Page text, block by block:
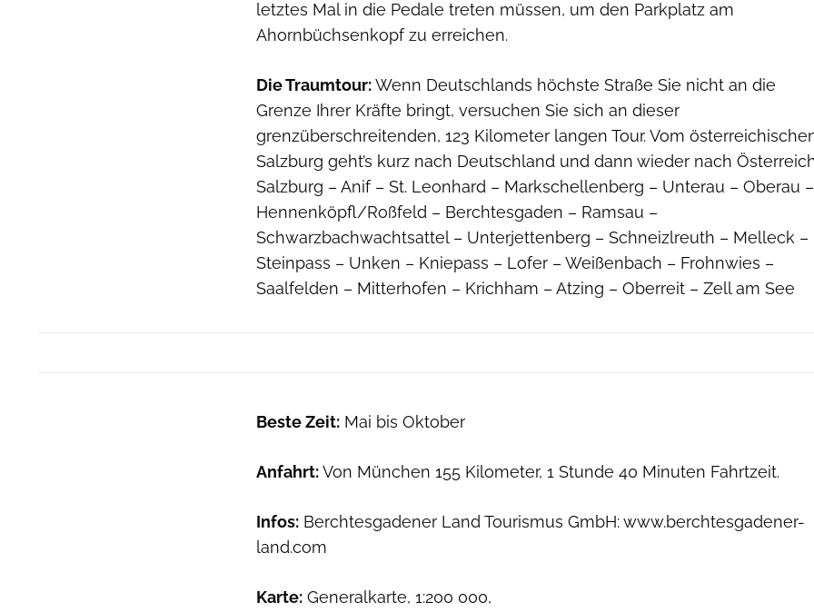
letztes Mal in die Pedale treten müssen, um den Parkplatz am
Ahornbüchsenkopf zu erreichen.
Die Traumtour:Wenn Deutschlands höchste Straße Sie nicht an die
Grenze Ihrer Kräfte bringt, versuchen Sie sich an dieser
grenzüberschreitenden, 123 Kilometer langen Tour. Vom
Salzburg geht’s kurz nach Deutschland und dann wieder nach
Salzburg – Anif – St. Leonhard – Markschellenberg – Unterau – Oberau –
Hennenköpfl/Roßfeld – Berchtesgaden – Ramsau –
Schwarzbachwachtsattel – Unterjettenberg – Schneizlreuth – Melleck –
Steinpass – Unken – Kniepass – Lofer – Weißenbach – Frohnwies –
Saalfelden – Mitterhofen – Krichham – Atzing – Oberreit – Zell am See
Beste Zeit: Mai bis Oktober
Anfahrt:Von München 155 Kilometer, 1 Stunde 40 Minuten Fahrtzeit.
Infos: Berchtesgadener Land Tourismus GmbH: www.berchtesgadener-
land.com
Karte: Generalkarte, 1:200 000,